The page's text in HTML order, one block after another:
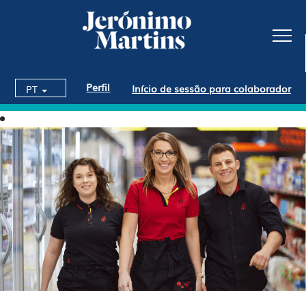
PT Perfil Início de sessão para colaborador
Lojas